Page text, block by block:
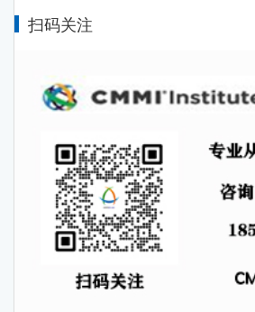
扫码关注